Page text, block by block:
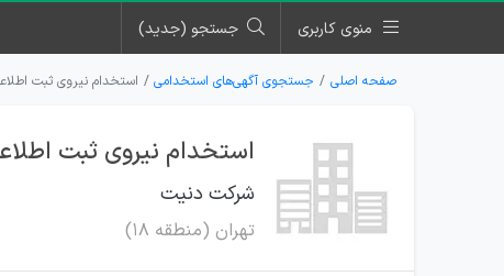
منوی کاربری جستجو (جدید)
صفحه اصلی جستجوی آگهی‌های استخدامی استخدام نیروی ثبت
استخدام نیروی ثبت
شرکت دنیت
تهران (منطقه 18)